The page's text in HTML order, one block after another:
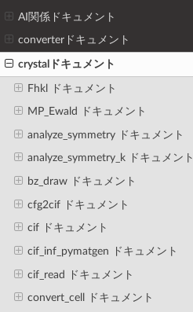
AI関係ドキュメント
converterドキュメント
crystalドキュメント
Fhkl ドキュメント
MP_Ewald ドキュメント
analyze_symmetry ドキュメント
analyze_symmetry_k ドキュメント
bz_draw ドキュメント
cfg2cif ドキュメント
cif ドキュメント
cif_inf_pymatgen ドキュメント
cif_read ドキュメント
convert_cell ドキュメント